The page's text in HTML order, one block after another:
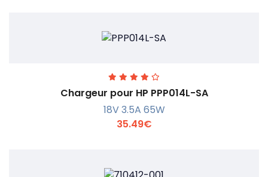
En savoir +
En savoir +
Chargeur pour HP PPP014L-SA
18V 3.5A 65W
35.49€